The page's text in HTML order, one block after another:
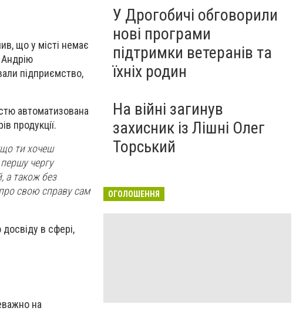
що у місті немає
підприємство,
автоматизована
продукції.
ти хочеш
чергу
а також без
свою справу сам
в сфері,
на
У Дрогобичі обговорили
нові програми
підтримки ветеранів та
їхніх родин
На війні загинув
захисник із Лішні Олег
Торський
ОГОЛОШЕННЯ